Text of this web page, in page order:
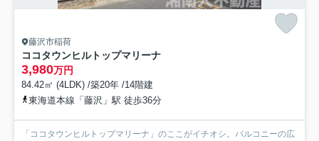
藤沢市稲荷
ココタウンヒルトップマリーナ
3,980万円
84.42㎡ (4LDK) /築20年 /14階建
東海道本線「藤沢」駅 徒歩36分
「ココタウンヒルトップマリーナ」のここがイチオシ。バルコニーの広